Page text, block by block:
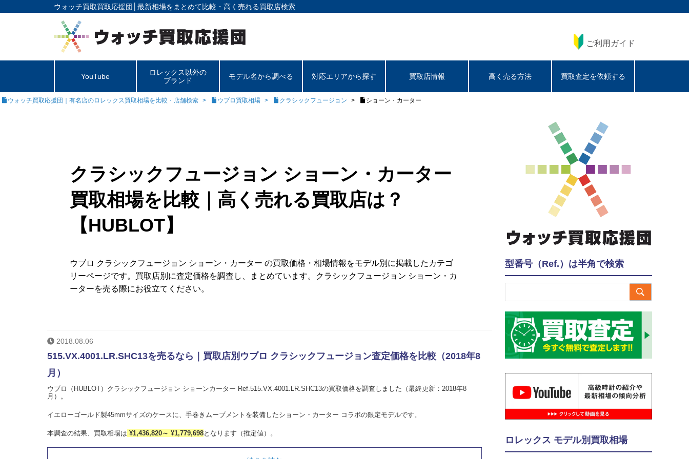
ウォッチ買取買取応援団│ 最新相場をまとめて比較・高く売れる買取店検索
ご利用ガイド
YouTube
ロレックス以外の
ブランド
モデル名から調べる 対応エリアから探す 買取店情報 高く売る方法 買取査定を依頼する
ウォッチ買取応援団｜有名店のロレックス買取相場を比較・店舗検索 ウブロ買取相場 クラシックフュージョン ショーン・カーター
クラシックフュージョン ショーン・カーター
買取相場を比較｜高く売れる買取店は？
【HUBLOT】
ウブロ クラシックフュージョン ショーン・カーター の買取価格・相場情報をモデル別に掲載したカテゴ
リーページです。買取店別に査定価格を調査し、まとめています。クラシックフュージョン ショーン・カ
ーターを売る際にお役立てください。
2018.08.06
515.VX.4001.LR.SHC13を売るなら｜買取店別ウブロ クラシックフュージョン査定価格を比較（2018年8
月）
ウブロ（HUBLOT）クラシックフュージョン ショーンカーター Ref.515.VX.4001.LR.SHC13の買取価格を調査しました（最終更新：2018年8
月）。
イエローゴールド製45mmサイズのケースに、手巻きムーブメントを装備したショーン・カーター コラボの限定モデルです。
本調査の結果、買取相場は ¥1,436,820～ ¥1,779,698となります（推定値）。
型番号（Ref.）は半角で検索

ロレックス モデル別買取相場